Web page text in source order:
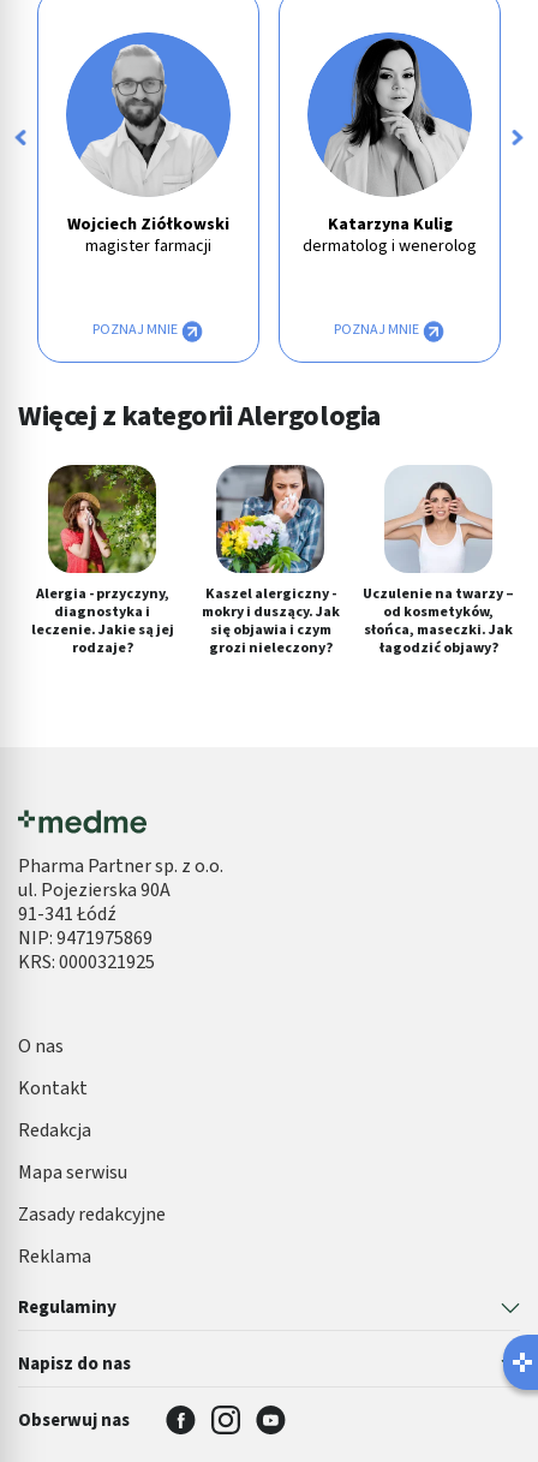
Wojciech Ziółkowski
magister farmacji
POZNAJ MNIE
Katarzyna Kulig
dermatolog i wenerolog
POZNAJ MNIE
Więcej z kategorii Alergologia
Alergia - przyczyny,
diagnostyka i
leczenie. Jakie są jej
rodzaje?
Kaszel alergiczny -
mokry i duszący. Jak
się objawia i czym
grozi nieleczony?
Uczulenie na twarzy –
od kosmetyków,
słońca, maseczki. Jak
łagodzić objawy?
Pharma Partner sp. z o.o.
ul. Pojezierska 90A
91-341 Łódź
NIP: 9471975869
KRS: 0000321925
Regulaminy
Napisz do nas
O nas
Kontakt
Redakcja
Mapa serwisu
Zasady redakcyjne
Reklama
Obserwuj nas